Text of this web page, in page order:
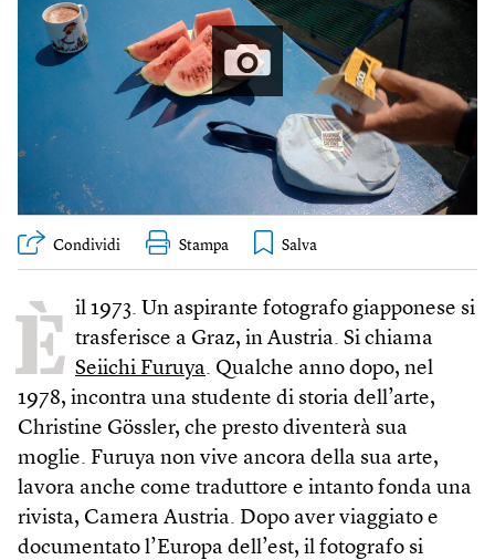
Condividi Stampa
È il 1973. Un aspirante fotografo giapponese si
trasferisce a Graz, in Austria. Si chiama
Seiichi Furuya. Qualche anno dopo, nel
1978, incontra una studente di storia dell’arte,
Christine Gössler, che presto diventerà sua
moglie. Furuya non vive ancora della sua arte,
lavora anche come traduttore e intanto fonda una
rivista, Camera Austria. Dopo aver viaggiato e
documentato l’Europa dell’est, il fotografo si